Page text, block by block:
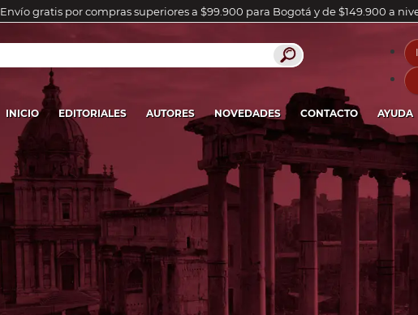
Envío gratis por compras superiores a $99.900 para Bogotá y de $149.900 a
INICIO EDITORIALES AUTORES NOVEDADES CONTACTO AYUDA